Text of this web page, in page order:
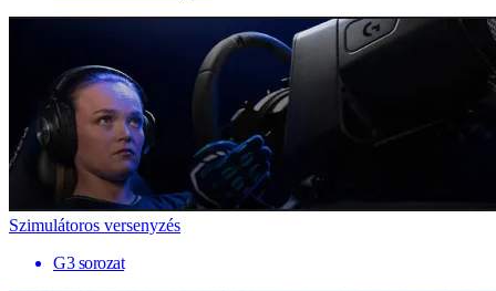
Szimulátoros versenyzés
G3 sorozat